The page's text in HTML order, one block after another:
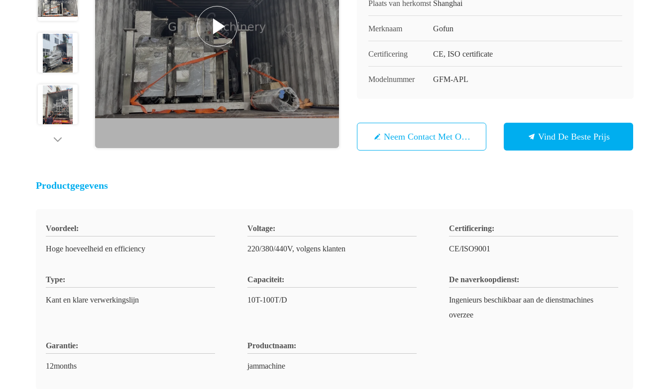
Plaats van herkomst Shanghai
Merknaam Gofun
Certificering CE, ISO certificate
Modelnummer GFM-APL
Neem Contact Met Ons Op Vind De Beste Prijs
Productgegevens
Voordeel:
Hoge hoeveelheid en efficiency
Voltage:
220/380/440V, volgens klanten
Certificering:
CE/ISO9001
Type:
Kant en klare verwerkingslijn
Capaciteit:
10T-100T/D
De naverkoopdienst:
Ingenieurs beschikbaar aan de dienstmachines
overzee
Garantie:
12months
Productnaam:
jammachine